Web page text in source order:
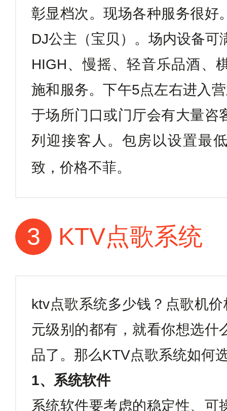
彰显档次。现场各种服务很好
DJ公主（宝贝）。场内设备可
HIGH、慢摇、轻音乐品酒、
施和服务。下午5点左右进入
于场所门口或门厅会有大量咨
列迎接客人。包房以设置最
致，价格不菲。
3 KTV点歌系统
ktv点歌系统多少钱？点歌机
元级别的都有，就看你想选什
品了。那么KTV点歌系统如何
1、系统软件
系统软件要考虑的稳定性、可